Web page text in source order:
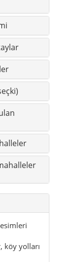
köy yolları